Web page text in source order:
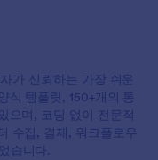
가 신뢰하는 가장 쉬운
식 템플릿, 150+개의 통
으며, 코딩 없이 전문적
수집, 결제, 워크플로우
습니다.